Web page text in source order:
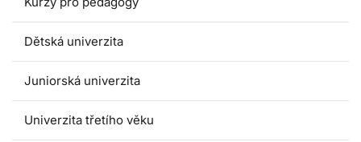
Dětská univerzita
Juniorská univerzita
Univerzita třetího věku